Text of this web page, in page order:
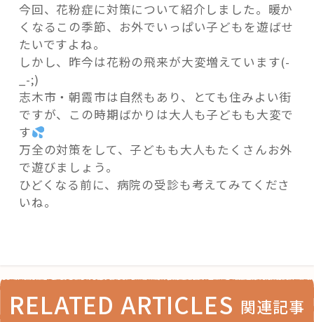
今回、花粉症に対策について紹介しました。暖か
くなるこの季節、お外でいっぱい子どもを遊ばせ
たいですよね。
しかし、昨今は花粉の飛来が大変増えています(-
_-;)
志木市・朝霞市は自然もあり、とても住みよい街
ですが、この時期ばかりは大人も子どもも大変で
す
万全の対策をして、子どもも大人もたくさんお外
で遊びましょう。
ひどくなる前に、病院の受診も考えてみてくださ
いね。
RELATED ARTICLES 関連記事